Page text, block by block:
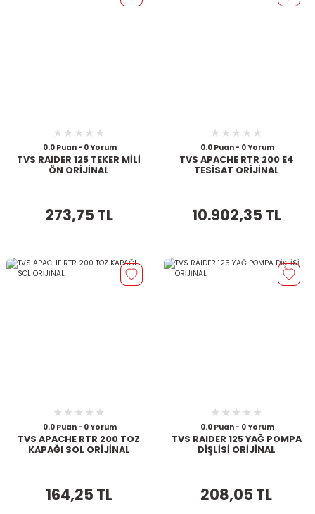
0.0 Puan - 0 Yorum
TVS RAIDER 125 TEKER MİLİ
ÖN ORİJİNAL
273,75 TL
0.0 Puan - 0 Yorum
TVS APACHE RTR 200 E4
TESİSAT ORİJİNAL
10.902,35 TL
0.0 Puan - 0 Yorum
TVS APACHE RTR 200 TOZ
KAPAĞI SOL ORİJİNAL
164,25 TL
0.0 Puan - 0 Yorum
TVS RAIDER 125 YAĞ POMPA
DİŞLİSİ ORİJİNAL
208,05 TL